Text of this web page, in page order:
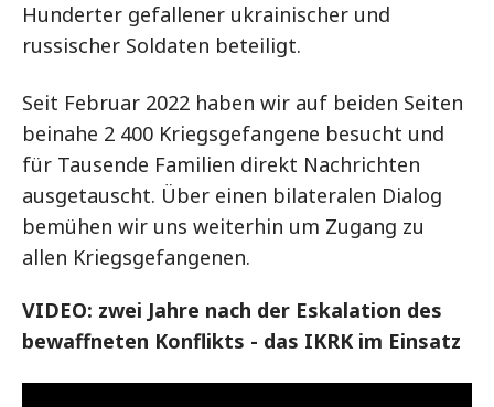
Hunderter gefallener ukrainischer und
russischer Soldaten beteiligt.
Seit Februar 2022 haben wir auf beiden Seiten
beinahe 2 400 Kriegsgefangene besucht und
für Tausende Familien direkt Nachrichten
ausgetauscht. Über einen bilateralen Dialog
bemühen wir uns weiterhin um Zugang zu
allen Kriegsgefangenen.
VIDEO: zwei Jahre nach der Eskalation des
bewaffneten Konflikts - das IKRK im Einsatz